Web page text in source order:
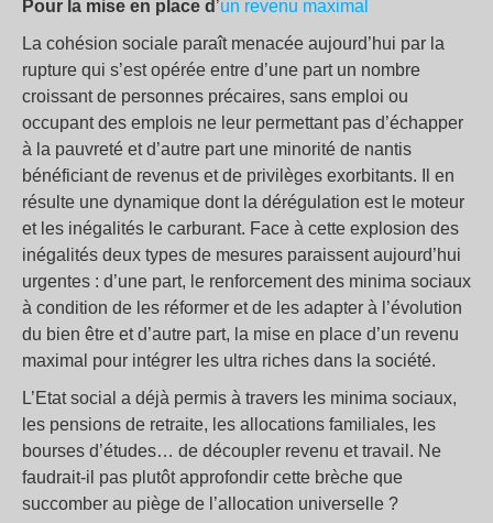
Pour la mise en place d ’un revenu maximal
La cohésion sociale paraît menacée aujourd’hui par la
rupture qui s’est opérée entre d’une part un nombre
croissant de personnes précaires, sans emploi ou
occupant des emplois ne leur permettant pas d’échapper
à la pauvreté et d’autre part une minorité de nantis
bénéficiant de revenus et de privilèges exorbitants. Il en
résulte une dynamique dont la dérégulation est le moteur
et les inégalités le carburant. Face à cette explosion des
inégalités deux types de mesures paraissent aujourd’hui
urgentes : d’une part, le renforcement des minima sociaux
à condition de les réformer et de les adapter à l’évolution
du bien être et d’autre part, la mise en place d’un revenu
maximal pour intégrer les ultra riches dans la société.
L’Etat social a déjà permis à travers les minima sociaux,
les pensions de retraite, les allocations familiales, les
bourses d’études… de découpler revenu et travail. Ne
faudrait-il pas plutôt approfondir cette brèche que
succomber au piège de l’allocation universelle ?